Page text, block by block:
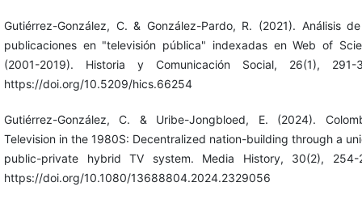
Gutiérrez-González, C. & González-Pardo, R. (2021). Análisis
publicaciones en "televisión pública" indexadas en Web of
(2001-2019). Historia y Comunicación Social, 26(1), 291-
https://doi.org/10.5209/hics.66254
Gutiérrez-González, C. & Uribe-Jongbloed, E. (2024).
Television in the 1980S: Decentralized nation-building through a
public-private hybrid TV system. Media History, 30(2), 254-
https://doi.org/10.1080/13688804.2024.2329056